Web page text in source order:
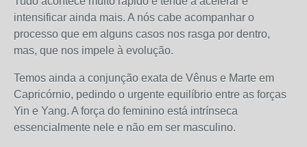
intensificar ainda mais. A nós cabe acompanhar o
processo que em alguns casos nos rasga por dentro,
mas, que nos impele à evolução.
Temos ainda a conjunção exata de Vênus e Marte em
Capricórnio, pedindo o urgente equilíbrio entre as forças
Yin e Yang. A força do feminino está intrínseca
essencialmente nele e não em ser masculino.